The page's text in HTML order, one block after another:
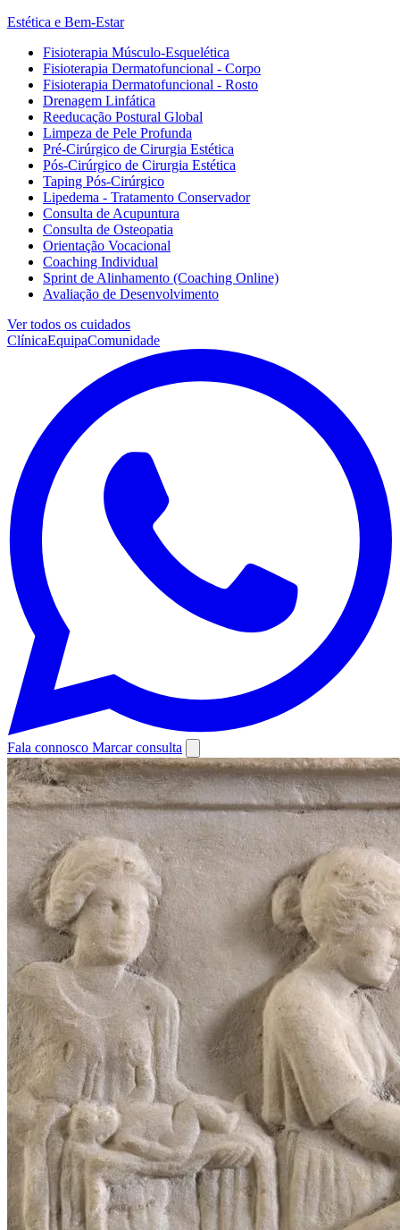
Estética e Bem-Estar
Fisioterapia Músculo-Esquelética
Fisioterapia Dermatofuncional - Corpo
Fisioterapia Dermatofuncional - Rosto
Drenagem Linfática
Reeducação Postural Global
Limpeza de Pele Profunda
Pré-Cirúrgico de Cirurgia Estética
Pós-Cirúrgico de Cirurgia Estética
Taping Pós-Cirúrgico
Lipedema - Tratamento Conservador
Consulta de Acupuntura
Consulta de Osteopatia
Orientação Vocacional
Coaching Individual
Sprint de Alinhamento (Coaching Online)
Avaliação de Desenvolvimento
Ver todos os cuidados
ClínicaEquipaComunidade
Fala connosco Marcar consulta